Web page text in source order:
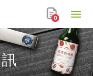
0